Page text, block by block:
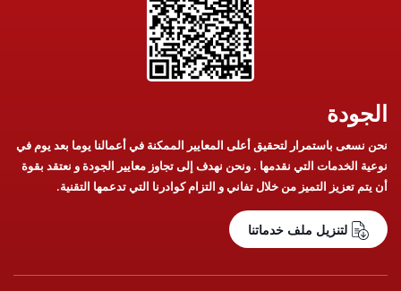
الجودة
نحن نسعى باستمرار لتحقيق أعلى المعايير الممكنة في أعمالنا يوما بعد يوم في
نوعية الخدمات التي نقدمها . ونحن نهدف إلى تجاوز معايير الجودة و نعتقد بقوة
أن يتم تعزيز التميز من خلال تفاني و التزام كوادرنا التي تدعمها التقنية.
لتنزيل ملف خدماتنا